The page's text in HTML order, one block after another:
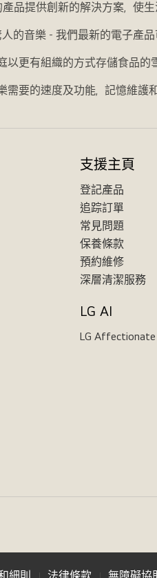
提供創新的解決方案，使生
的音樂 - 我們最新的電子產
更有組織的方式存儲食品
要的速度及功能，記憶維護
支援主頁
登記產品
追踪訂單
常見問題
保養條款
預約維修
深層清潔服務
LG AI
LG Affectionate